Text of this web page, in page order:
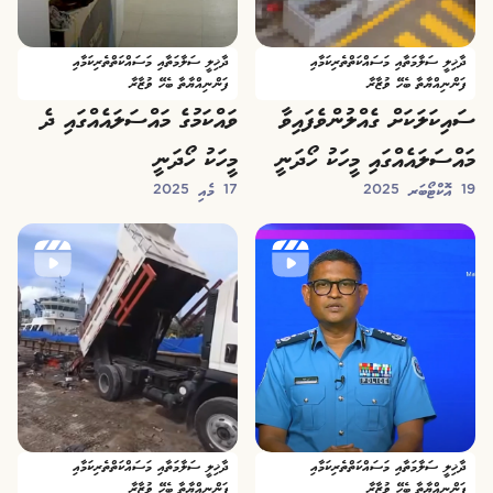
ދާޚިލީ ސަލާމަތާއި މަސައްކަތްތެރިކަމާއި
ފަންނިއްޔާތާ ބެހޭ ވުޒާރާ
ސައިކަލަކަށް ގެއްލުންވެފައިވާ
މައްސަލައެއްގައި މީހަކު ހޯދަނީ
19 އޮކްޓޯބަރ 2025
ދާޚިލީ ސަލާމަތާއި މަސައްކަތްތެރިކަމާއި
ފަންނިއްޔާތާ ބެހޭ ވުޒާރާ
ވައްކަމުގެ މައްސަލައެއްގައި ދެ
މީހަކު ހޯދަނީ
17 މެއި 2025
ދާޚިލީ ސަލާމަތާއި މަސައްކަތްތެރިކަމާއި
ފަންނިއްޔާތާ ބެހޭ ވުޒާރާ
ދާޚިލީ ސަލާމަތާއި މަސައްކަތްތެރިކަމާއި
ފަންނިއްޔާތާ ބެހޭ ވުޒާރާ